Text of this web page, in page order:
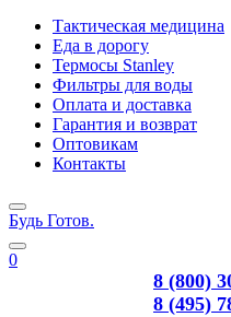
Тактическая медицина
Еда в дорогу
Термосы Stanley
Фильтры для воды
Оплата и доставка
Гарантия и возврат
Оптовикам
Контакты
Будь Готов.
0
8 (800)
8 (495)